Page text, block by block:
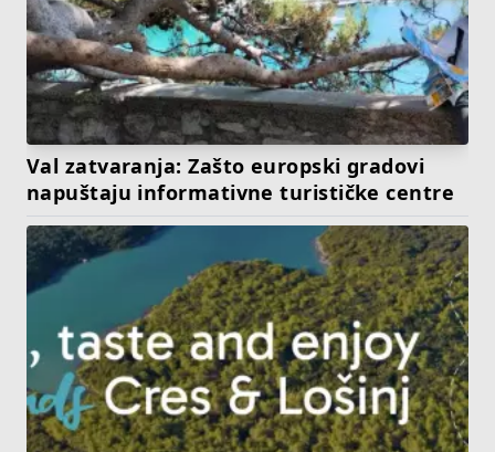
Val zatvaranja: Zašto europski gradovi
napuštaju informativne turističke centre